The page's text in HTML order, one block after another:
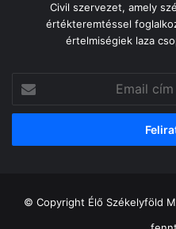
Civil szervezet, amely
értékteremtéssel
értelmiségiek laza
cím
megadása
© Copyright Élő Székelyföld